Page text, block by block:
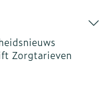
Zorgtarieven